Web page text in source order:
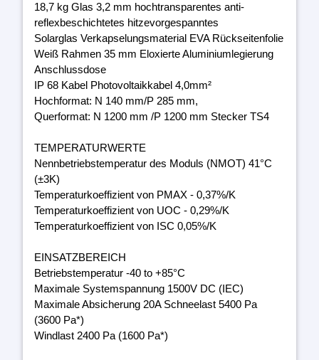
18,7 kg Glas 3,2 mm hochtransparentes anti-
reflexbeschichtetes hitzevorgespanntes
Solarglas Verkapselungsmaterial EVA Rückseitenfolie
Weiß Rahmen 35 mm Eloxierte Aluminiumlegierung
Anschlussdose
IP 68 Kabel Photovoltaikkabel 4,0mm²
Hochformat: N 140 mm/P 285 mm,
Querformat: N 1200 mm /P 1200 mm Stecker TS4
TEMPERATURWERTE
Nennbetriebstemperatur des Moduls (NMOT) 41°C
(±3K)
Temperaturkoeffizient von PMAX - 0,37%/K
Temperaturkoeffizient von UOC - 0,29%/K
Temperaturkoeffizient von ISC 0,05%/K
EINSATZBEREICH
Betriebstemperatur -40 to +85°C
Maximale Systemspannung 1500V DC (IEC)
Maximale Absicherung 20A Schneelast 5400 Pa
(3600 Pa*)
Windlast 2400 Pa (1600 Pa*)